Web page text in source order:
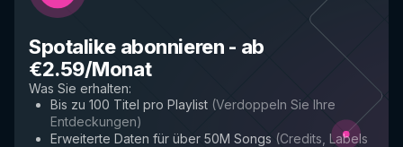
Spotalike abonnieren - ab
€2.59/Monat
Was Sie erhalten:
Bis zu 100 Titel pro Playlist (Verdoppeln Sie Ihre
Entdeckungen)
Erweiterte Daten für über 50M Songs (Credits, Labels